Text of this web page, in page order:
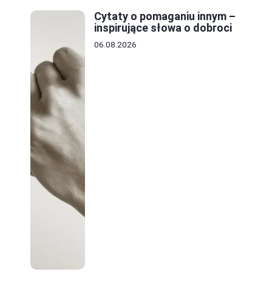
Cytaty o pomaganiu innym –
inspirujące słowa o dobroci
06.08.2026